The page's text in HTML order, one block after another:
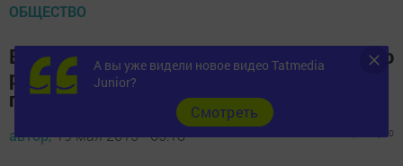
ОБЩЕСТВО
В Введенской Слободе Верхнеуслонского
района открыли новый памятник
погибшим землякам
автор, 19 мая 2015 - 05:18 0
А вы уже видели новое видео Tatmedia
Junior?
Cмотреть